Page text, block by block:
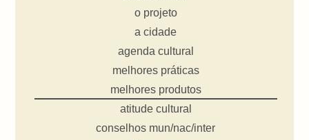
o projeto
a cidade
agenda cultural
melhores práticas
melhores produtos
atitude cultural
conselhos mun/nac/inter